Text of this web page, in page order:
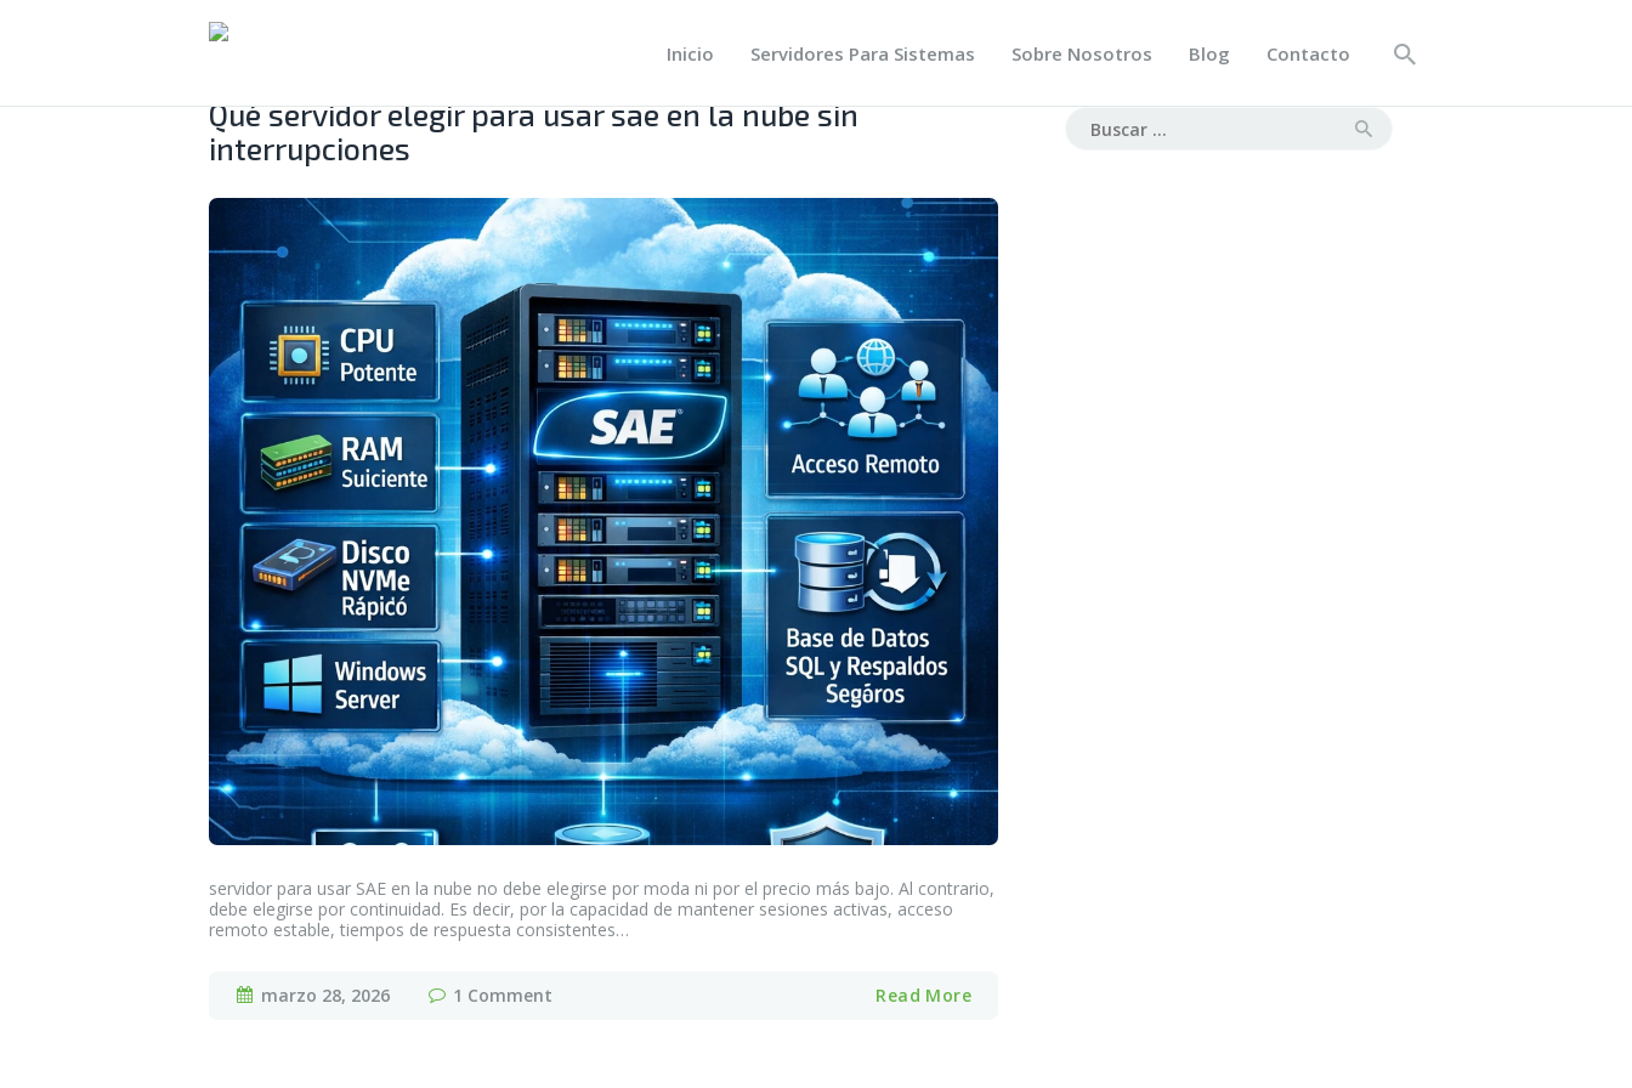
Inicio Servidores Para Sistemas Sobre Nosotros Blog Contacto
CONTACTO
Qué servidor elegir para usar sae en la nube sin
interrupciones
servidor para usar SAE en la nube no debe elegirse por moda ni por el precio más bajo. Al contrario,
debe elegirse por continuidad. Es decir, por la capacidad de mantener sesiones activas, acceso
remoto estable, tiempos de respuesta consistentes…
marzo 28, 2026 1 Comment Read More